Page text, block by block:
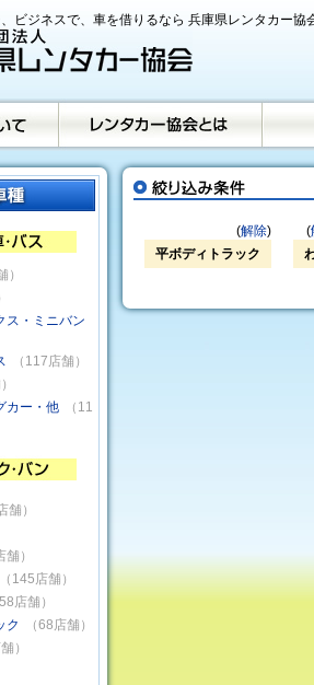
ビジネスで、車を借りるなら 兵庫県レンタカー協
(解除)
平ボディトラック
(
）
ス・ミニバン
（117店舗）
カー・他
（11
舗）
舗）
（145店舗）
58店舗）
ク
（68店舗）
）